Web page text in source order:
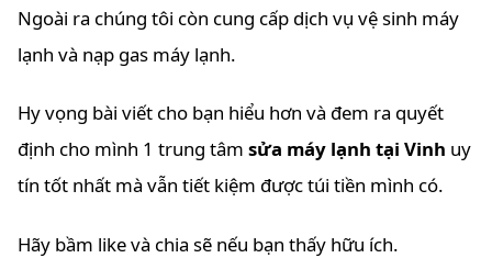
Ngoài ra chúng tôi còn cung cấp dịch vụ vệ sinh máy
lạnh và nạp gas máy lạnh.
Hy vọng bài viết cho bạn hiểu hơn và đem ra quyết
định cho mình 1 trung tâm sửa máy lạnh tại Vinh uy
tín tốt nhất mà vẫn tiết kiệm được túi tiền mình có.
Hãy bầm like và chia sẽ nếu bạn thấy hữu ích.